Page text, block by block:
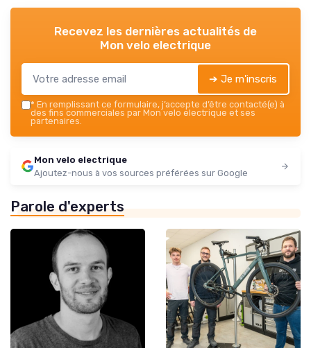
Recevez les dernières actualités de
Mon velo electrique
➔ Je m'inscris
* En remplissant ce formulaire, j’accepte d’être contacté(e) à
des fins commerciales par Mon velo electrique et ses
partenaires.
Mon velo electrique
Ajoutez-nous à vos sources préférées sur Google
Parole d'experts